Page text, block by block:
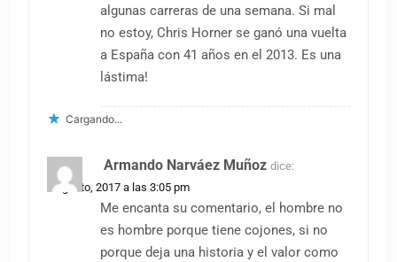
algunas carreras de una semana. Si mal
no estoy, Chris Horner se ganó una vuelta
a España con 41 años en el 2013. Es una
lástima!
Cargando...
Armando Narváez Muñoz dice:
8 agosto, 2017 a las 3:05 pm
Me encanta su comentario, el hombre no
es hombre porque tiene cojones, si no
porque deja una historia y el valor como